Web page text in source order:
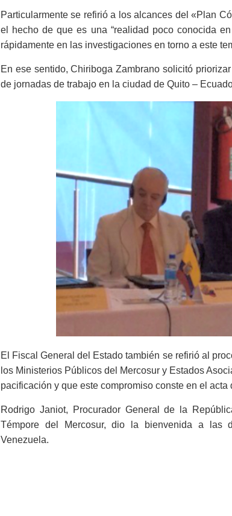
Particularmente se refirió a los alcances del «Plan
el hecho de que es una “realidad poco conocida
rápidamente en las investigaciones en torno a este
En ese sentido, Chiriboga Zambrano solicitó
de jornadas de trabajo en la ciudad de Quito –
El Fiscal General del Estado también se refirió al
los Ministerios Públicos del Mercosur y Estados
pacificación y que este compromiso conste en el
Rodrigo Janiot, Procurador General de la
Témpore del Mercosur, dio la bienvenida a las
Venezuela.